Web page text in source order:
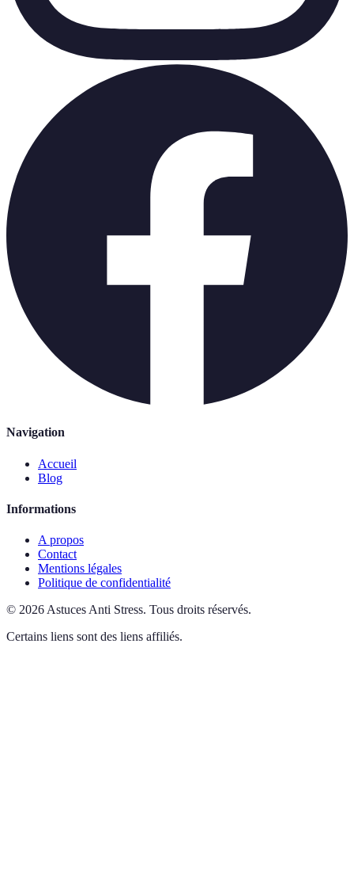
Navigation
Accueil
Blog
Informations
A propos
Contact
Mentions légales
Politique de confidentialité
© 2026 Astuces Anti Stress. Tous droits réservés.
Certains liens sont des liens affiliés.